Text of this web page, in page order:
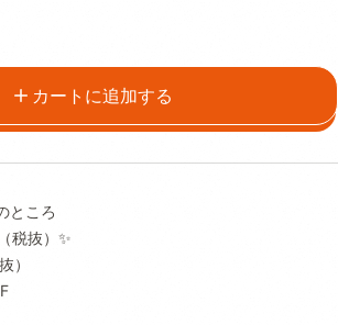
カートに追加する
ところ
税抜）✨
）